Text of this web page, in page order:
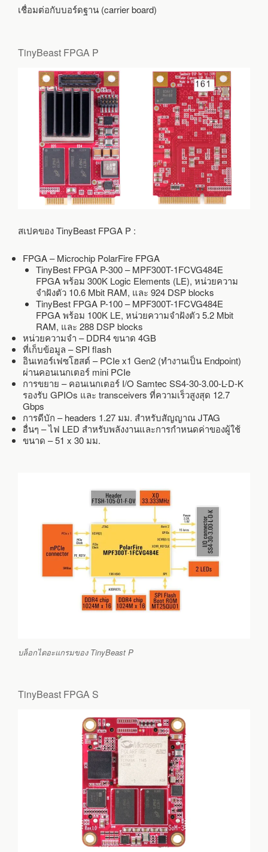
เชื่อมต่อกับบอร์ดฐาน (carrier board)
TinyBeast FPGA P
สเปคของ TinyBeast FPGA P :
FPGA – Microchip PolarFire FPGA
TinyBest FPGA P-300 – MPF300T-1FCVG484E
FPGA พร้อม 300K Logic Elements (LE), หน่วยความ
จำฝังตัว 10.6 Mbit RAM, และ 924 DSP blocks
TinyBest FPGA P-100 – MPF300T-1FCVG484E
FPGA พร้อม 100K LE, หน่วยความจำฝังตัว 5.2 Mbit
RAM, และ 288 DSP blocks
หน่วยความจำ – DDR4 ขนาด 4GB
ที่เก็บข้อมูล – SPI flash
อินเทอร์เฟซโฮสต์ – PCIe x1 Gen2 (ทำงานเป็น Endpoint)
ผ่านคอนเนกเตอร์ mini PCIe
การขยาย – คอนเนกเตอร์ I/O Samtec SS4-30-3.00-L-D-K
รองรับ GPIOs และ transceivers ที่ความเร็วสูงสุด 12.7
Gbps
การดีบัก – headers 1.27 มม. สำหรับสัญญาณ JTAG
อื่นๆ – ไฟ LED สำหรับพลังงานและการกำหนดค่าของผู้ใช้
ขนาด – 51 x 30 มม.
บล็อกไดอะแกรมของ TinyBeast P
TinyBeast FPGA S